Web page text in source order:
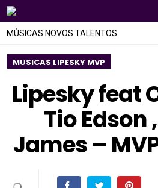
MÚSICAS NOVOS TALENTOS
MUSICAS LIPESKY MVP
Lipesky feat
Tio Edson
James –